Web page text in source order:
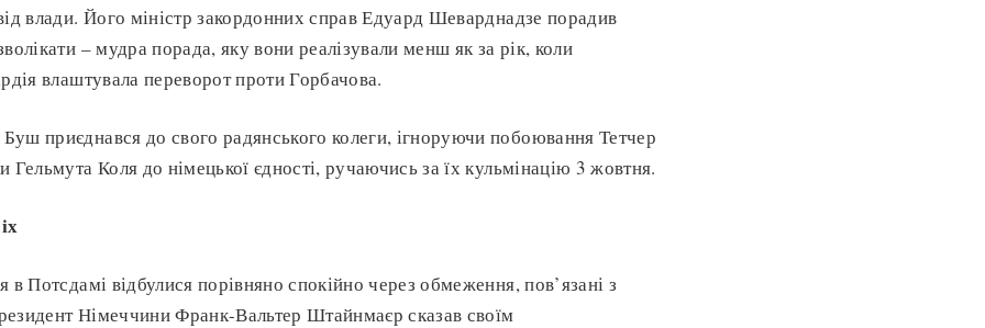
влади. Його міністр закордонних справ Едуард Шеварднадзе порадив
– мудра порада, яку вони реалізували менш як за рік, коли
влаштувала переворот проти Горбачова.
приєднався до свого радянського колеги, ігноруючи побоювання Тетчер
Гельмута Коля до німецької єдності, ручаючись за їх кульмінацію 3 жовтня.
в Потсдамі відбулися порівняно спокійно через обмеження, пов’язані з
Німеччини Франк-Вальтер Штайнмаєр сказав своїм